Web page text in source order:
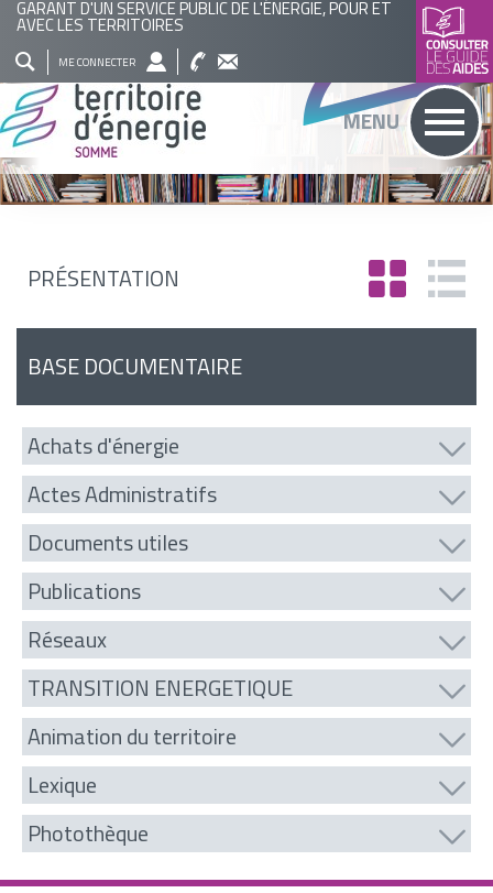
GARANT D'UN SERVICE PUBLIC DE L'ÉNERGIE, POUR ET
AVEC LES TERRITOIRES
ME CONNECTER
RECHERCHER MENU
PRÉSENTATION
BASE DOCUMENTAIRE
Achats d'énergie
Actes Administratifs
Documents utiles
Publications
Réseaux
TRANSITION ENERGETIQUE
Animation du territoire
Lexique
Photothèque
QUI
SOMMES
NOUS
?
NOS
ACTIONS
ACTUALITÉS
AGENDA
BASE
DOCUMENTAIRE